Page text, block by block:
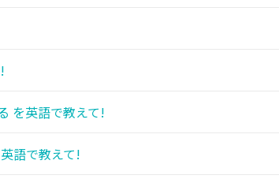
を英語で教えて!
語で教えて!